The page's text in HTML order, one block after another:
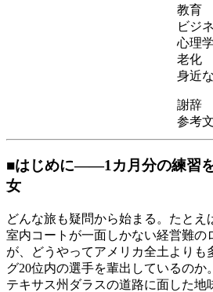
教育
ビジ
心理学
老化
身近
謝辞
参考
■はじめに――1カ月分の練習
女
どんな旅も疑問から始まる。たとえ
室内コートが一面しかない経営難の
が、どうやってアメリカ全土よりも
グ20位内の選手を輩出しているのか。
テキサス州ダラスの道路に面した地